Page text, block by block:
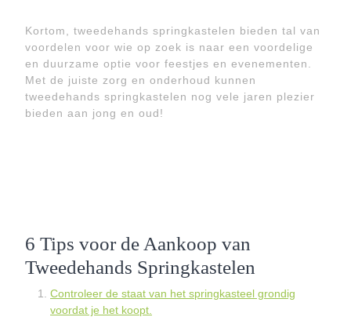
Kortom, tweedehands springkastelen bieden tal van
voordelen voor wie op zoek is naar een voordelige
en duurzame optie voor feestjes en evenementen.
Met de juiste zorg en onderhoud kunnen
tweedehands springkastelen nog vele jaren plezier
bieden aan jong en oud!
6 Tips voor de Aankoop van
Tweedehands Springkastelen
Controleer de staat van het springkasteel grondig
voordat je het koopt.